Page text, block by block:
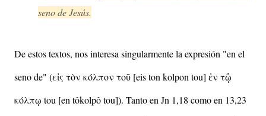
seno de Jesús.
De estos textos, nos interesa singularmente la expresión "en el
seno de" (εἰς τὸν κόλπον τοῦ [eis ton kolpon tou] ἐν τᾣ
κόλπῳ tou [en tôkolpô tou]). Tanto en Jn 1,18 como en 13,23